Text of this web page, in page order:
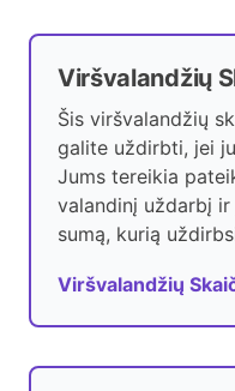
Viršvalandžių
Šis viršvalandžių
galite uždirbti, jei
Jums tereikia
valandinį uždarbį
sumą, kurią
Viršvalandžių